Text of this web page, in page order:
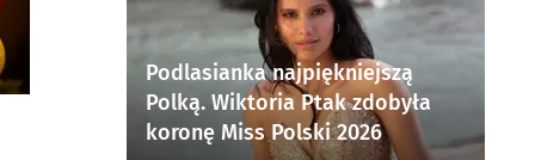
Podlasianka najpiękniejszą
Polką. Wiktoria Ptak zdobyła
koronę Miss Polski 2026